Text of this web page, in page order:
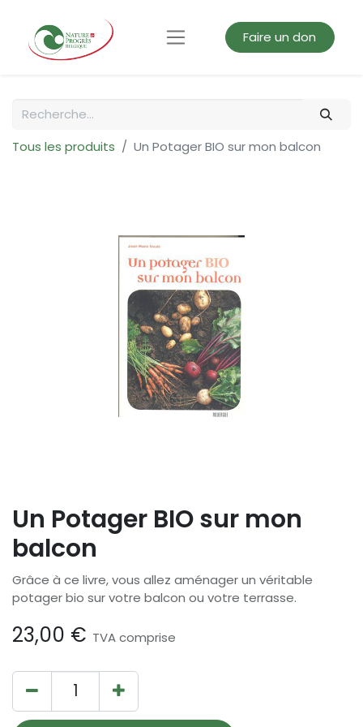
Faire un don
Tous les produits Un Potager BIO sur mon balcon
Un Potager BIO sur mon
balcon
Grâce à ce livre, vous allez aménager un véritable
potager bio sur votre balcon ou votre terrasse.
23,00 € TVA comprise